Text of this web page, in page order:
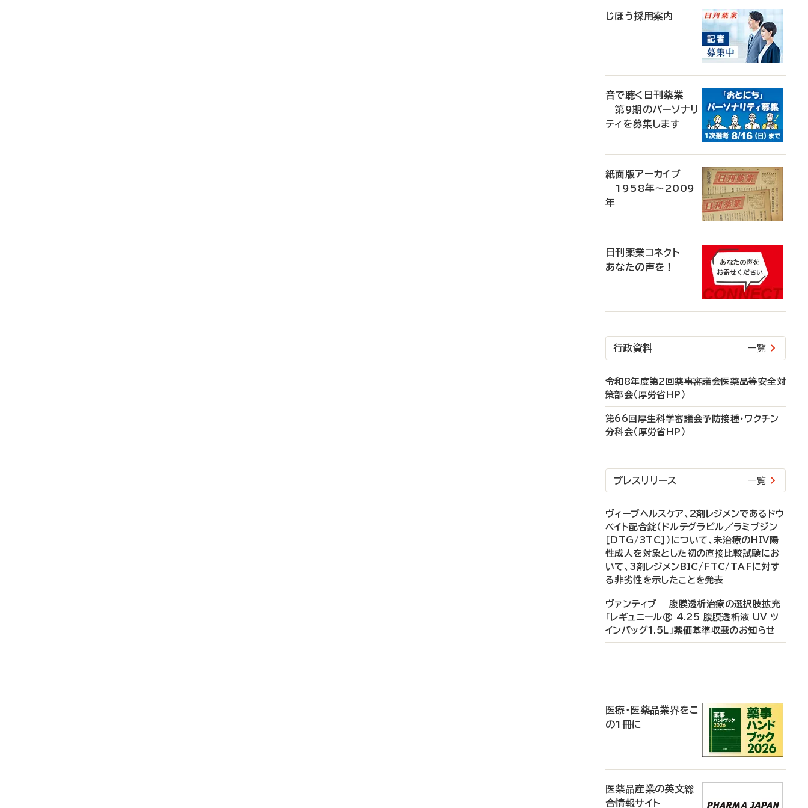
じほう採用案内
音で聴く日刊薬業
第9期のパーソナリ
ティを募集します
紙面版アーカイブ
1958年～2009
年
日刊薬業コネクト
あなたの声を！
行政資料 一覧
令和8年度第2回薬事審議会医薬品等安全対
策部会（厚労省HP）
第66回厚生科学審議会予防接種・ワクチン
分科会（厚労省HP）
プレスリリース 一覧
ヴィーブヘルスケア、2剤レジメンであるドウ
ベイト配合錠（ドルテグラビル／ラミブジン
［DTG/3TC］）について、未治療のHIV陽
性成人を対象とした初の直接比較試験にお
いて、3剤レジメンBIC/FTC/TAFに対す
る非劣性を示したことを発表
ヴァンティブ 腹膜透析治療の選択肢拡充
「レギュニール® 4.25 腹膜透析液 UV ツ
インバッグ1.5L」薬価基準収載のお知らせ
医療・医薬品業界をこ
の1冊に
医薬品産業の英文総
合情報サイト